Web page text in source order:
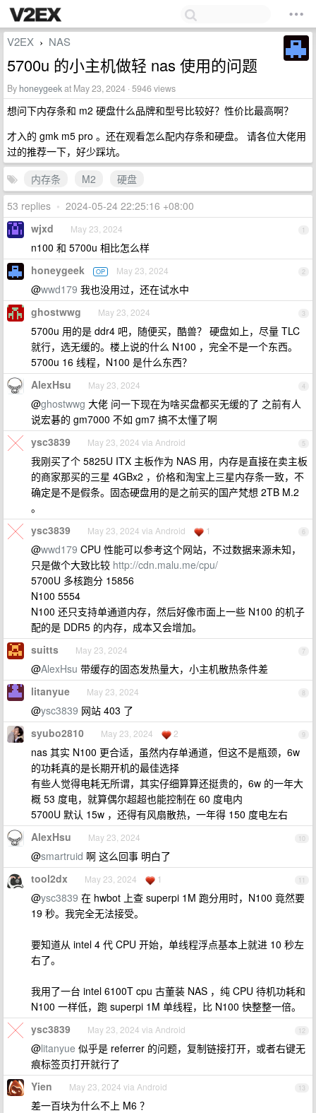
V2EX › NAS
5700u 的小主机做轻 nas 使用的问题
By honeygeekat May 23, 2024 · 5946 views
想问下内存条和 m2 硬盘什么品牌和型号比较好？性价比最高啊？
才入的 gmk m5 pro 。还在观看怎么配内存条和硬盘。 请各位大佬用
过的推荐一下，好少踩坑。
内存条
M2
硬盘
53 replies • 2024-05-24 22:25:16 +08:00
1
wjxd May 23, 2024
n100 和 5700u 相比怎么样
2
honeygeek OP May 23, 2024
@wwd179 我也没用过，还在试水中
3
ghostwwg May 23, 2024
5700u 用的是 ddr4 吧，随便买，酷兽？ 硬盘如上，尽量 TLC
就行，选无缓的。楼上说的什么 N100 ，完全不是一个东西。
5700u 16 线程，N100 是什么东西？
4
AlexHsu May 23, 2024
@ghostwwg 大佬 问一下现在为啥买盘都买无缓的了 之前有人
说宏碁的 gm7000 不如 gm7 搞不太懂了啊
5
ysc3839 May 23, 2024 via Android
我刚买了个 5825U ITX 主板作为 NAS 用，内存是直接在卖主板
的商家那买的三星 4GBx2 ，价格和淘宝上三星内存条一致，不
确定是不是假条。固态硬盘用的是之前买的国产梵想 2TB M.2
。
6
ysc3839 May 23, 2024 via Android 1
@wwd179 CPU 性能可以参考这个网站，不过数据来源未知，
只是做个大致比较 http://cdn.malu.me/cpu/
5700U 多核跑分 15856
N100 5554
N100 还只支持单通道内存，然后好像市面上一些 N100 的机子
配的是 DDR5 的内存，成本又会增加。
7
suitts May 23, 2024
@AlexHsu 带缓存的固态发热量大，小主机散热条件差
8
litanyue May 23, 2024
@ysc3839 网站 403 了
9
syubo2810 May 23, 2024 2
nas 其实 N100 更合适，虽然内存单通道，但这不是瓶颈，6w
的功耗真的是长期开机的最佳选择
有些人觉得电耗无所谓，其实仔细算算还挺贵的，6w 的一年大
概 53 度电，就算偶尔超超也能控制在 60 度电内
5700U 默认 15w ，还得有风扇散热，一年得 150 度电左右
10
AlexHsu May 23, 2024
@smartruid 啊 这么回事 明白了
11
tool2dx May 23, 2024 1
@ysc3839 在 hwbot 上查 superpi 1M 跑分用时，N100 竟然要
19 秒。我完全无法接受。
要知道从 intel 4 代 CPU 开始，单线程浮点基本上就进 10 秒左
右了。
我用了一台 intel 6100T cpu 古董装 NAS ，纯 CPU 待机功耗和
N100 一样低，跑 superpi 1M 单线程，比 N100 快整整一倍。
12
ysc3839 May 23, 2024 via Android
@litanyue 似乎是 referrer 的问题，复制链接打开，或者右键无
痕标签页打开就行了
13
Yien May 23, 2024 via Android
差一百块为什么不上 M6 ？